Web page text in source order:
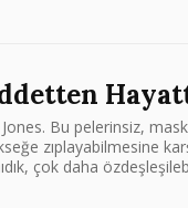
Bu pelerinsiz,
zıplayabilmesine
çok daha